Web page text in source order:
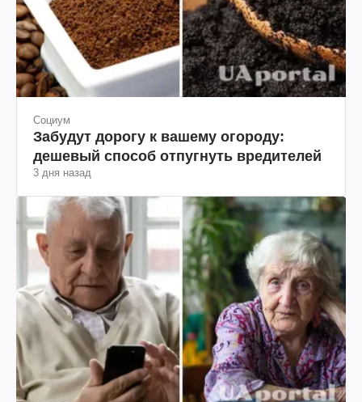
Социум
Забудут дорогу к вашему огороду:
дешевый способ отпугнуть вредителей
3 дня назад